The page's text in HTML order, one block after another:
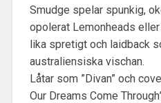
Smudge spelar spunkig,
opolerat Lemonheads
lika spretigt och laidback
australiensiska vischan.
Låtar som ”Divan” och
Our Dreams Come